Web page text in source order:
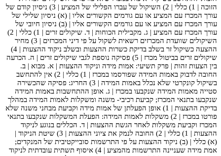
הזוכה | 1) כללי | 2) השיקול של עברו הפלילי של המציע | 3) ניסיון קודם של
עורך המכרז עם המציע או עם גורמים הקשורים אליו | (א) ניסיון שלילי של
עורך המכרז עם המציע או עם גורמים הקשורים אליו | (ב) ניסיון חיובי של
עורך המכרז עם המציע | ג. מקבילית הכוחות | ד. שיקולים זרים | 1) כללי | 2)
השיקולים שוועדת המכרזים רשאית לשקול על פי דיני המכרזים | 3) מחיר
ההצעה כשיקול זר בשלב בדיקת כשרות ההצעות ובשלב ניקוד ההצעות | 4)
שיקולים זרים בביטול מכרז | 5) פסיקה נוספת לגבי שיקולים זרים | ה. הכרעה
בין הצעות זהות | פרק תשיעי: אמות מידה וניקוד ההצעות | א. מבוא | ב.
החובה לדבוק באמות המידה שפורסמו במכרז | 1) כללי | 2) אין להתחשב
בשיקול קונקרטי שלא נכלל באמות המידה | 3) החריג: פסיקה שהכשירה
סטייה מאמות המידה שנקבעו במכרז | ג. אופן ההתחשבות באמות המידה
שנקבעו בתנאי המכרז; קביעת רכיבי- משנה ומשקלות לאמות המידה במהלך
בדיקת ההצעות | 1) אופן הפעלתן של אמות מידה וקביעת מבחני משנה שלא
פורטו במכרז | 2) משקלות לאמות המידה: הפעלת המשקלות שנקבעו בתנאי
המכרז וקביעת משקלות לאחר הגשת ההצעות | ד. הכללים בנוגע לניקוד
ההצעות | 1) כללי | 2) החובה לנמק את ציוני ההצעות | 3) שיטת הניקוד |
(א) כללי | (ב) ניקוד ההצעות על פי התרשמות סובייקטיבית של המנקדים;
אמת מידה שעניינה התרשמות מהמציע | 4) איסוף תשתית עובדתית לניקוד